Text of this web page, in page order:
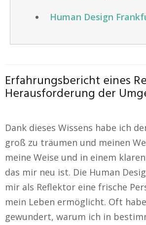
Human Design
Erfahrungsbericht eines
Herausforderung der
Dank dieses Wissens habe ich
groß zu träumen und meinen
meine Weise und in einem
das mir neu ist. Die Human
mir als Reflektor eine frische
mein Leben ermöglicht. Oft
gewundert, warum ich in